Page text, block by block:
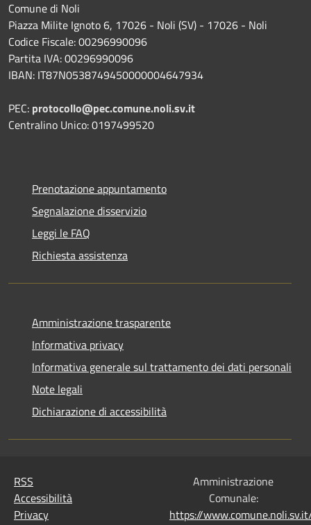
Comune di Noli
Piazza Milite Ignoto 6, 17026 - Noli (SV) - 17026 - Noli
Codice Fiscale: 00296990096
Partita IVA: 00296990096
IBAN: IT87N0538749450000004647934
PEC: protocollo@pec.comune.noli.sv.it
Centralino Unico: 0197499520
Prenotazione appuntamento
Segnalazione disservizio
Leggi le FAQ
Richiesta assistenza
Amministrazione trasparente
Informativa privacy
Informativa generale sul trattamento dei dati personali
Note legali
Dichiarazione di accessibilità
RSS
Accessibilità
Privacy
Amministrazione
Comunale:
https://